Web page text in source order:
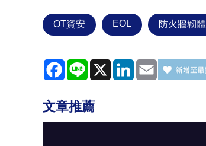
OT資安 EOL 防火牆韌體
Facebook
Line X LinkedInEmail
文章推薦